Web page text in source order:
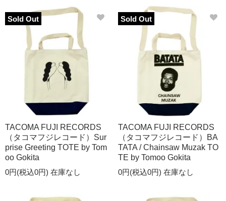
Sold Out
TACOMA FUJI RECORDS
（タコマフジレコード）Sur
prise Greeting TOTE by Tom
oo Gokita
0円(税込0円) 在庫なし
Sold Out
TACOMA FUJI RECORDS
（タコマフジレコード）BA
TATA / Chainsaw Muzak TO
TE by Tomoo Gokita
0円(税込0円) 在庫なし